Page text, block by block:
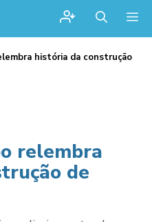
história da construção
relembra
de